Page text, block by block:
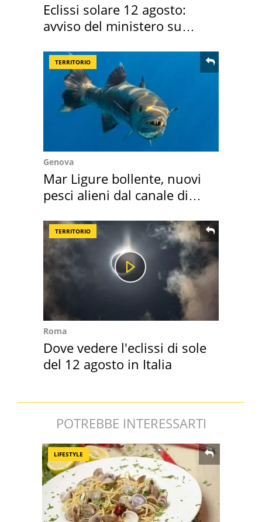
Eclissi solare 12 agosto:
avviso del ministero su
TERRITORIO
Genova
Mar Ligure bollente, nuovi
pesci alieni dal canale di
TERRITORIO
Roma
Dove vedere l'eclissi di sole
del 12 agosto in Italia
POTREBBE INTERESSARTI
LIFESTYLE